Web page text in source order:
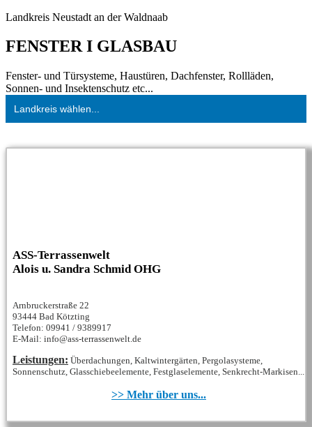
Landkreis Neustadt an der Waldnaab
FENSTER I GLASBAU
Fenster- und Türsysteme, Haustüren, Dachfenster, Rollläden,
Sonnen- und Insektenschutz etc...
Landkreis wählen...
ASS-Terrassenwelt
Alois u. Sandra Schmid OHG
Arnbruckerstraße 22
93444 Bad Kötzting
Telefon: 09941 / 9389917
E-Mail: info@ass-terrassenwelt.de
Leistungen: Überdachungen, Kaltwintergärten, Pergolasysteme,
Sonnenschutz, Glasschiebeelemente, Festglaselemente, Senkrecht-Markisen...
>> Mehr über uns...